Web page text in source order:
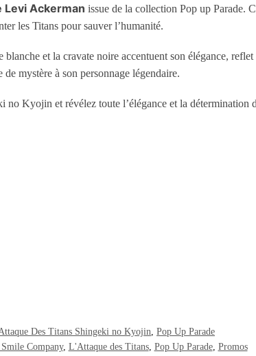
Levi Ackerman issue de la collection Pop up Parade.
les Titans pour sauver l’humanité.
et la cravate noire accentuent son élégance,
mystère à son personnage légendaire.
Kyojin et révélez toute l’élégance et la détermination
Des Titans Shingeki no Kyojin, Pop Up Parade
Company, L'Attaque des Titans, Pop Up Parade, Promos